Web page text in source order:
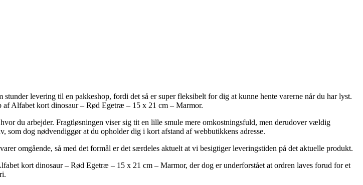
levering til en pakkeshop, fordi det så er super fleksibelt for dig at kunne hente varerne når du har lyst.
Alfabet kort dinosaur – Rød Egetræ – 15 x 21 cm – Marmor.
du arbejder. Fragtløsningen viser sig tit en lille smule mere omkostningsfuld, men derudover vældig
dog nødvendiggør at du opholder dig i kort afstand af webbutikkens adresse.
omgående, så med det formål er det særdeles aktuelt at vi besigtiger leveringstiden på det aktuelle produkt.
kort dinosaur – Rød Egetræ – 15 x 21 cm – Marmor, der dog er underforstået at ordren laves forud for et